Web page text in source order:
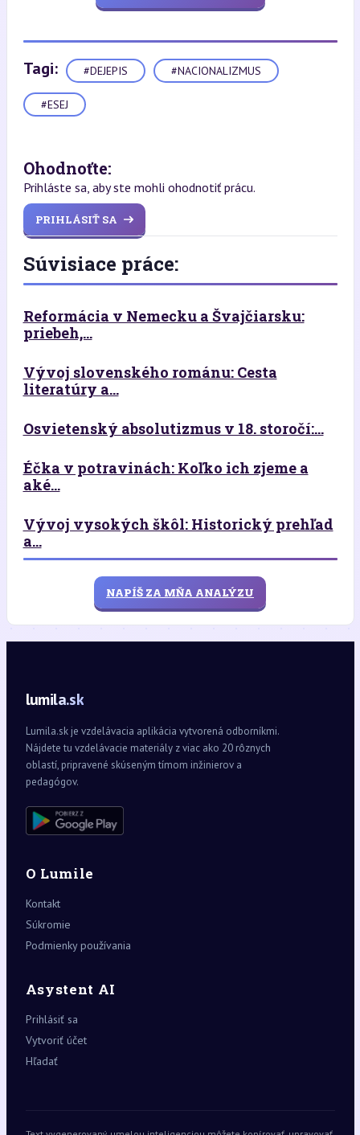
Tagi: #DEJEPIS #NACIONALIZMUS
#ESEJ
Ohodnoťte:
Prihláste sa, aby ste mohli ohodnotiť prácu.
PRIHLÁSIŤ SA
Súvisiace práce:
Reformácia v Nemecku a Švajčiarsku:
priebeh,...
Vývoj slovenského románu: Cesta
literatúry a...
Osvietenský absolutizmus v 18. storočí:...
Éčka v potravinách: Koľko ich zjeme a
aké...
Vývoj vysokých škôl: Historický prehľad
a...
NAPÍŠ ZA MŇA ANALÝZU
lumila.sk
Lumila.sk je vzdelávacia aplikácia vytvorená odborníkmi.
Nájdete tu vzdelávacie materiály z viac ako 20 rôznych
oblastí, pripravené skúseným tímom inžinierov a
pedagógov.
O Lumile
Kontakt
Súkromie
Podmienky používania
Asystent AI
Prihlásiť sa
Vytvoriť účet
Hľadať